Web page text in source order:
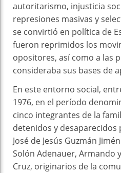
autoritarismo, injusticia
represiones masivas y
se convirtió en política de
fueron reprimidos los
opositores, así como a las
consideraba sus bases de
En este entorno social,
1976, en el período
cinco integrantes de la
detenidos y desaparecidos
José de Jesús Guzmán
Solón Adenauer, Armando
Cruz, originarios de la